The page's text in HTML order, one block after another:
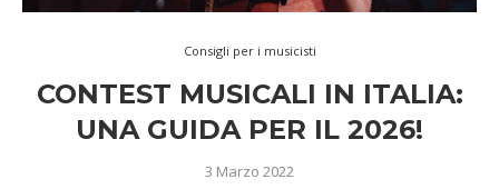
Consigli per i musicisti
CONTEST MUSICALI IN ITALIA:
UNA GUIDA PER IL 2026!
3 Marzo 2022